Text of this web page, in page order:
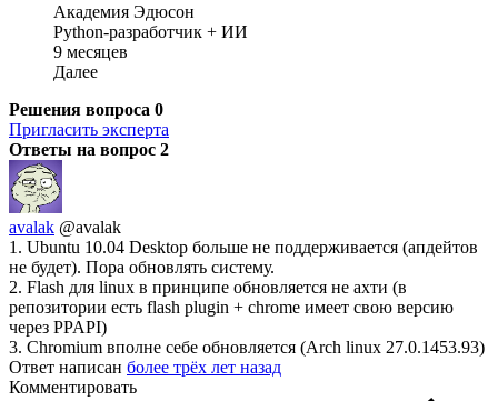
Академия Эдюсон
Python-разработчик + ИИ
9 месяцев
Далее
Решения вопроса 0
Пригласить эксперта
Ответы на вопрос 2
avalak @avalak
1. Ubuntu 10.04 Desktop больше не поддерживается (апдейтов
не будет). Пора обновлять систему.
2. Flash для linux в принципе обновляется не ахти (в
репозитории есть flash plugin + chrome имеет свою версию
через PPAPI)
3. Chromium вполне себе обновляется (Arch linux 27.0.1453.93)
Ответ написан более трёх лет назад
Комментировать